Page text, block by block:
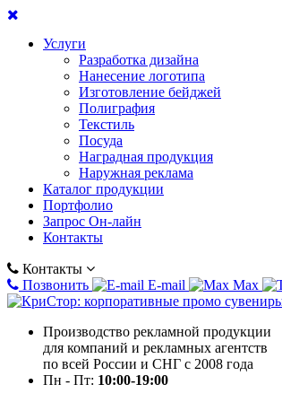
Услуги
Разработка дизайна
Нанесение логотипа
Изготовление бейджей
Полиграфия
Текстиль
Посуда
Наградная продукция
Наружная реклама
Каталог продукции
Портфолио
Запрос Он-лайн
Контакты
Контакты
Позвонить
E-mail Max
Производство рекламной продукции
для компаний и рекламных агентств
по всей России и СНГ с 2008 года
Пн - Пт: 10:00-19:00